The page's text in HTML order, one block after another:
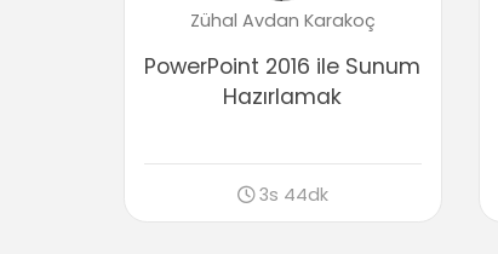
Zühal Avdan Karakoç
PowerPoint 2016 ile Sunum
Hazırlamak
3s 44dk